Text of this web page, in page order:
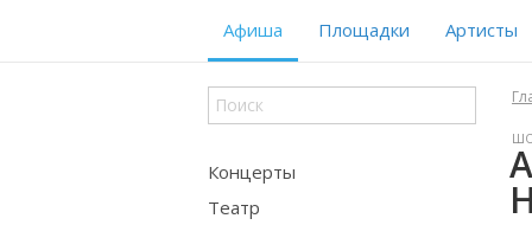
Афиша Площадки Артисты
Концерты
Театр